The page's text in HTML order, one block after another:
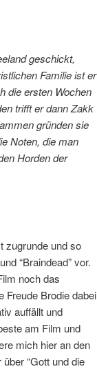
geschickt,
Familie ist er
die ersten Wochen
trifft er dann Zakk
gründen sie
Noten, die man
Horden der
zugrunde und so
“Braindead” vor.
noch das
Freude Brodie dabei
auffällt und
am Film und
mich hier an den
“Gott und die